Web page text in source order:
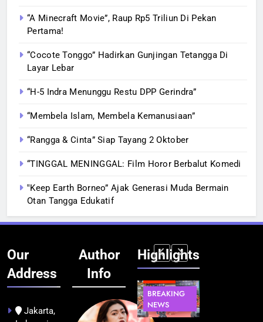
“A Minecraft Movie”, Raup Rp5 Triliun Di Pekan
Pertama!
“Cocote Tonggo” Hadirkan Gunjingan Tetangga Di
Layar Lebar
“H-5 Indra Menunggu Restu DPP Gerindra”
“Membela Islam, Membela Kemanusiaan”
“Rangga & Cinta” Siap Tayang 2 Oktober
“TINGGAL MENINGGAL: Film Horor Berbalut Komedi
‟Keep Earth Borneo” Ajak Generasi Muda Bermain
Otan Tangga Edukatif
Our
Address
Jakarta,
Author
Info
Highlights
BERITA
NEWS
INFRASTRUKTUR
TEKNOLOGI
BREAKING
NEWS